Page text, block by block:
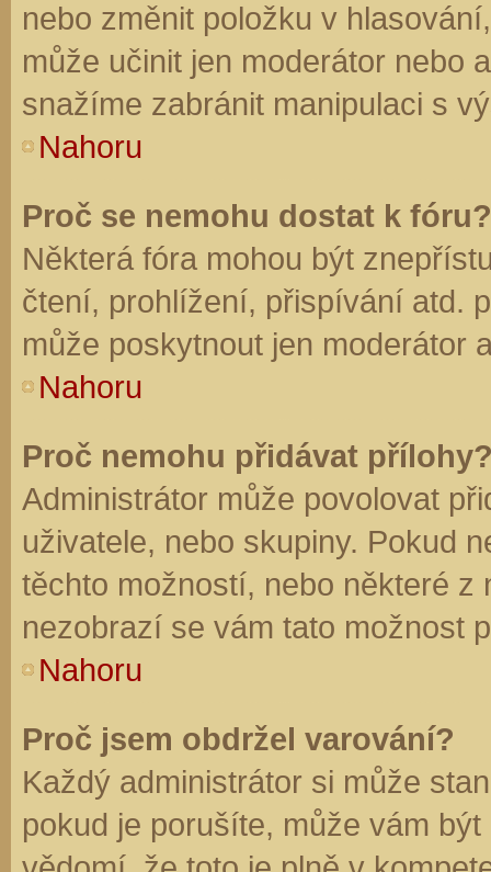
nebo změnit položku v
může učinit jen moderátor nebo
snažíme zabránit manipulaci s
Nahoru
Proč se nemohu dostat k fóru?
Některá fóra mohou být
čtení, prohlížení, přispívání atd.
může poskytnout jen moderátor
Nahoru
Proč nemohu přidávat
Administrátor může povolovat
uživatele, nebo skupiny. Pokud
těchto možností, nebo některé z
nezobrazí se vám tato možnost
Nahoru
Proč jsem obdržel varování?
Každý administrátor si může
pokud je porušíte, může vám